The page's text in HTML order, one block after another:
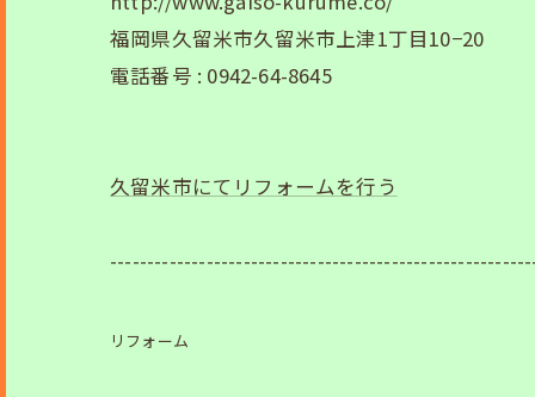
福岡県久留米市久留米市上津1丁目10−20
電話番号 : 0942-64-8645
久留米市にてリフォームを行う
リフォーム